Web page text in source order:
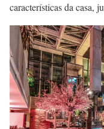
características da casa,